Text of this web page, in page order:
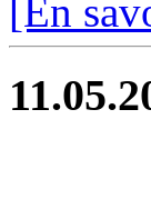
[En